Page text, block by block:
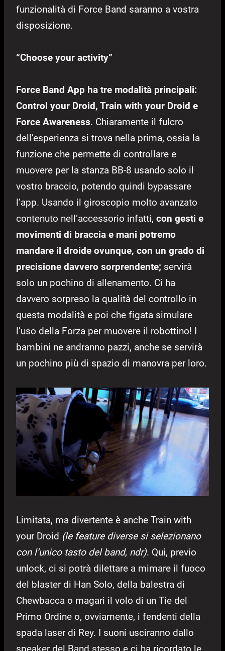
funzionalità di Force Band saranno a vostra
disposizione.
“Choose your activity”
Force Band App ha tre modalità principali:
Control your Droid, Train with your Droid e
Force Awareness. Chiaramente il fulcro
dell’esperienza si trova nella prima, ossia la
funzione che permette di controllare e
muovere per la stanza BB-8 usando solo il
vostro braccio, potendo quindi bypassare
l’app. Usando il giroscopio molto avanzato
contenuto nell’accessorio infatti, con gesti e
movimenti di braccia e mani potremo
mandare il droide ovunque, con un grado di
precisione davvero sorprendente; servirà
solo un pochino di allenamento. Ci ha
davvero sorpreso la qualità del controllo in
questa modalità e poi che figata simulare
l’uso della Forza per muovere il robottino! I
bambini ne andranno pazzi, anche se servirà
un pochino più di spazio di manovra per loro.
Limitata, ma divertente è anche Train with
your Droid (le feature diverse si selezionano
con l’unico tasto del band, ndr). Qui, previo
unlock, ci si potrà dilettare a mimare il fuoco
del blaster di Han Solo, della balestra di
Chewbacca o magari il volo di un Tie del
Primo Ordine o, ovviamente, i fendenti della
spada laser di Rey. I suoni usciranno dallo
speaker del Band stesso e ci ha ricordato le